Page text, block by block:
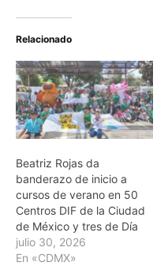
Relacionado
Beatriz Rojas da
banderazo de inicio a
cursos de verano en 50
Centros DIF de la Ciudad
de México y tres de Día
julio 30, 2026
En «CDMX»